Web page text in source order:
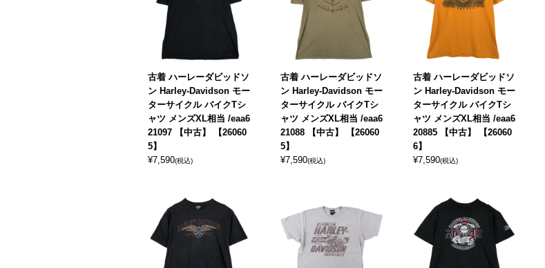
古着 ハーレーダビッドソ
ン Harley-Davidson モー
ターサイクル バイクTシ
ャツ メンズXL相当 /eaa6
21097 【中古】 【26060
5】
¥7,590(税込)
古着 ハーレーダビッドソ
ン Harley-Davidson モー
ターサイクル バイクTシ
ャツ メンズXL相当 /eaa6
21088 【中古】 【26060
5】
¥7,590(税込)
古着 ハーレーダビッドソ
ン Harley-Davidson モー
ターサイクル バイクTシ
ャツ メンズXL相当 /eaa6
20885 【中古】 【26060
6】
¥7,590(税込)